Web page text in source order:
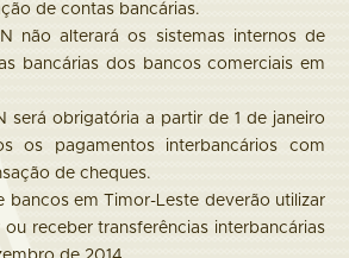
de contas bancárias.
não alterará os sistemas internos de
bancárias dos bancos comerciais em
será obrigatória a partir de 1 de janeiro
os pagamentos interbancários com
de cheques.
bancos em Timor-Leste deverão utilizar
receber transferências interbancárias